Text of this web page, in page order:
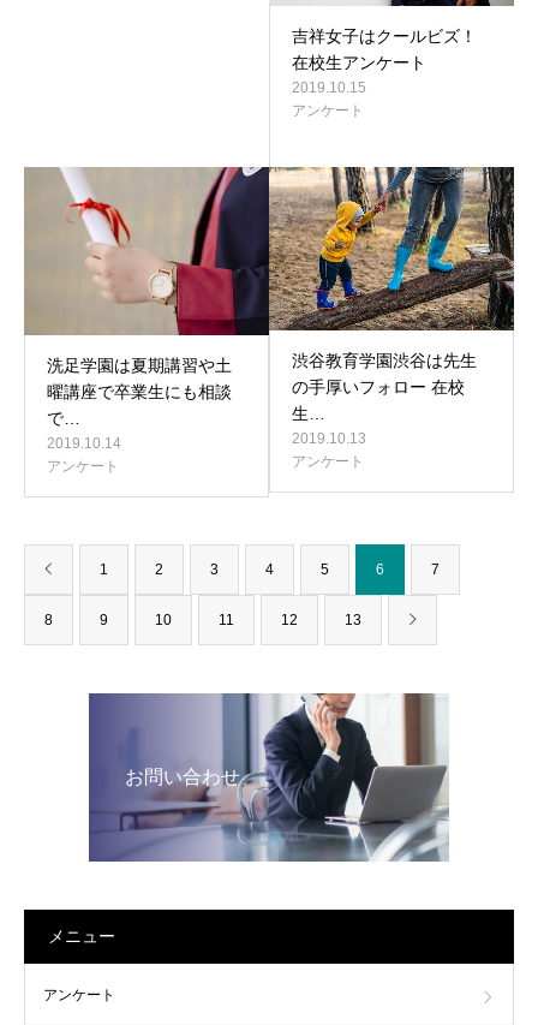
吉祥女子はクールビズ！
在校生アンケート
2019.10.15
アンケート
洗足学園は夏期講習や土
曜講座で卒業生にも相談
で…
2019.10.14
アンケート
渋谷教育学園渋谷は先生
の手厚いフォロー 在校
生…
2019.10.13
アンケート
1 2 3 4 5 6 7
8 9 10 11 12 13
お問い合わせ
メニュー
アンケート